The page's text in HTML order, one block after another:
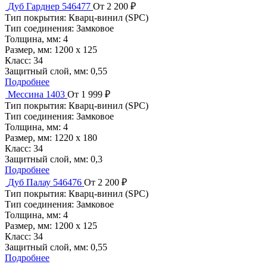
Дуб Гарднер 546477 От 2 200 ₽
Тип покрытия: Кварц-винил (SPC)
Тип соединения: Замковое
Толщина, мм: 4
Размер, мм: 1200 х 125
Класс: 34
Защитный слой, мм: 0,55
Подробнее
Мессина 1403 От 1 999 ₽
Тип покрытия: Кварц-винил (SPC)
Тип соединения: Замковое
Толщина, мм: 4
Размер, мм: 1220 х 180
Класс: 34
Защитный слой, мм: 0,3
Подробнее
Дуб Палау 546476 От 2 200 ₽
Тип покрытия: Кварц-винил (SPC)
Тип соединения: Замковое
Толщина, мм: 4
Размер, мм: 1200 х 125
Класс: 34
Защитный слой, мм: 0,55
Подробнее